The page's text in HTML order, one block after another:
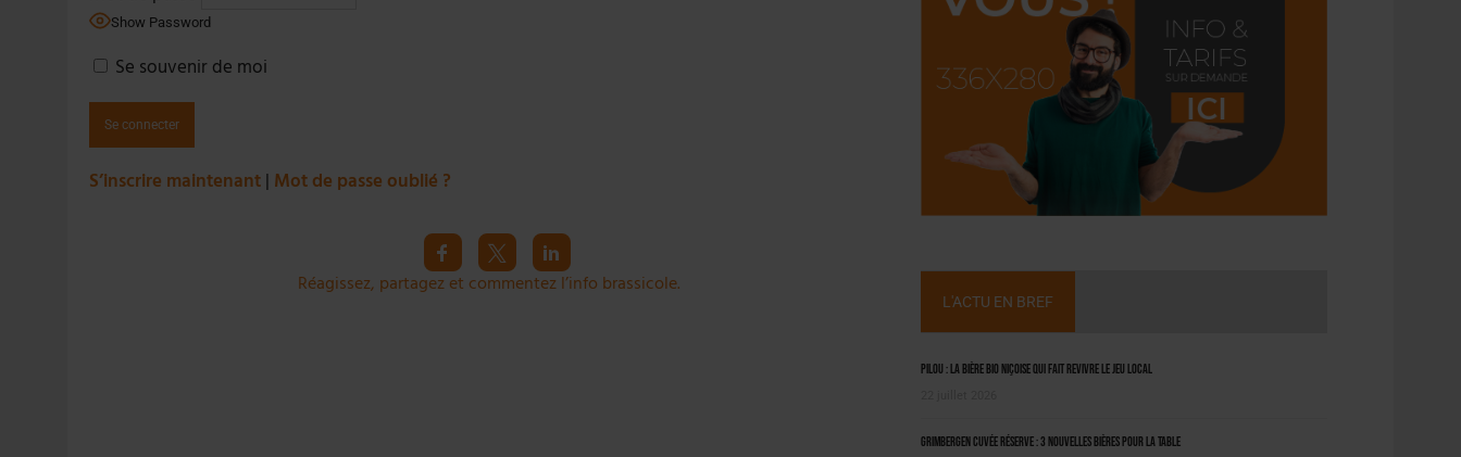
30 JUILLET 2026
Show Password
Se souvenir de moi
S’inscrire maintenant | Mot de passe oublié ?
Réagissez, partagez et commentez l’info brassicole.
L'ACTU EN BREF
Pilou : la bière bio niçoise qui fait revivre le jeu local
Grimbergen Cuvée Réserve : 3 nouvelles bières pour la table